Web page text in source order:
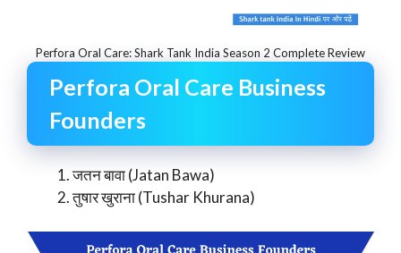
Perfora Oral Care: Shark Tank India Season 2 Complete Review
Perfora Oral Care Business
Founders
जतन बावा (Jatan Bawa)
तुषार खुराना (Tushar Khurana)